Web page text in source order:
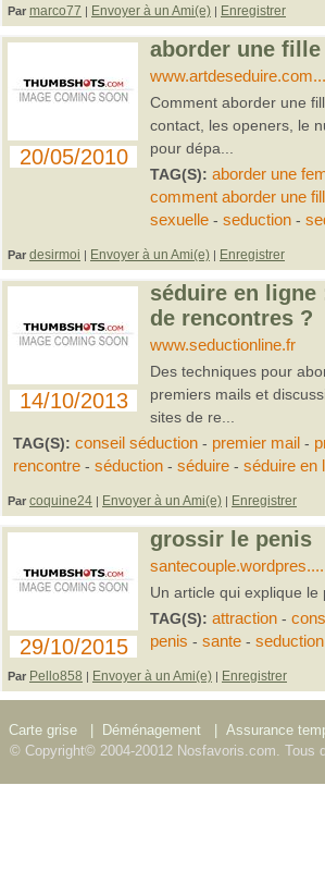
Par marco77 | Envoyer à un Ami(e) | Enregistrer
20/05/2010
aborder une fille
Comment aborder une
contact, les openers, le
pour dépa...
TAG(S): aborder une
comment aborder une
sexuelle- seduction-
Par desirmoi | Envoyer à un Ami(e) | Enregistrer
14/10/2013
séduire en
de rencontres ?
www.seductionline.fr
Des techniques pour
premiers mails et
sites de re...
TAG(S): conseil séduction - premier mail -
rencontre - séduction - séduire - séduire en
Par coquine24 | Envoyer à un Ami(e) | Enregistrer
29/10/2015
grossir le penis
Un article qui explique
TAG(S): attraction-
penis - sante- seduction
Par Pello858 | Envoyer à un Ami(e) | Enregistrer
Carte grise Déménagement Assurance
© Copyright© 2004-20012 Nosfavoris.com. Tous